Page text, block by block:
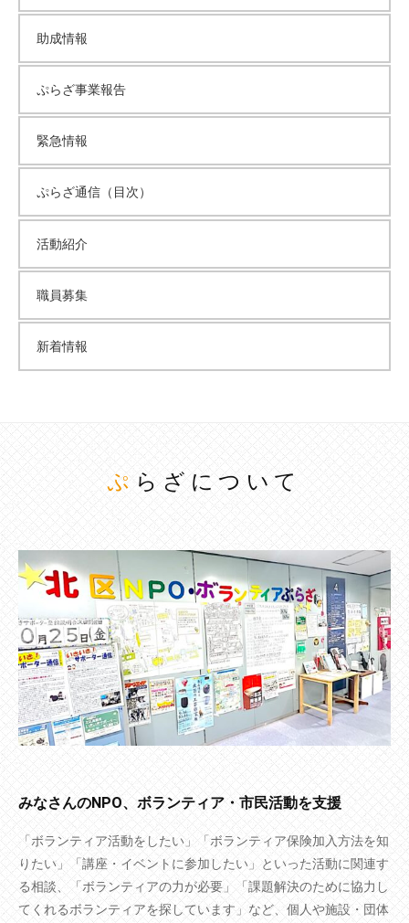
助成情報
ぷらざ事業報告
緊急情報
ぷらざ通信（目次）
活動紹介
職員募集
新着情報
ぷらざについて
みなさんのNPO、ボランティア・市民活動を支援
「ボランティア活動をしたい」「ボランティア保険加入方法を知
りたい」「講座・イベントに参加したい」といった活動に関連す
る相談、「ボランティアの力が必要」「課題解決のために協力し
てくれるボランティアを探しています」など、個人や施設・団体